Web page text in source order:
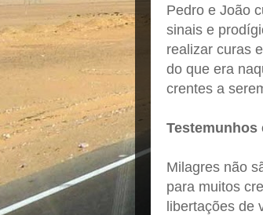
Pedro e João
sinais e
realizar curas
do que era
crentes a
Testemunhos
Milagres não
para muitos
libertações de